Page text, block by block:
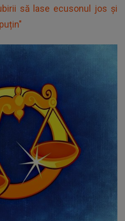
să lase ecusonul jos și